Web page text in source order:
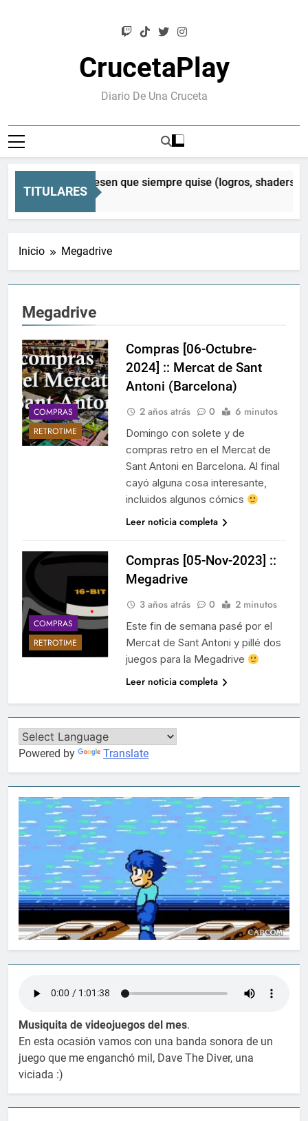
CrucetaPlay
Diario De Una Cruceta
TITULARES
Orion: el Mesen que siempre quise (logros, shaders CRT
Atrás
Inicio Megadrive
Megadrive
COMPRAS
RETROTIME
Compras [06-Octubre-
2024] :: Mercat de Sant
Antoni (Barcelona)
2 años atrás 0 6 minutos
Domingo con solete y de
compras retro en el Mercat de
Sant Antoni en Barcelona. Al final
cayó alguna cosa interesante,
incluidos algunos cómics
Leer noticia completa
COMPRAS
RETROTIME
Compras [05-Nov-2023] ::
Megadrive
3 años atrás 0 2 minutos
Este fin de semana pasé por el
Mercat de Sant Antoni y pillé dos
juegos para la Megadrive
Leer noticia completa
Powered by Translate
Musiquita de videojuegos del mes.
En esta ocasión vamos con una banda sonora de un
juego que me enganchó mil, Dave The Diver, una
viciada :)